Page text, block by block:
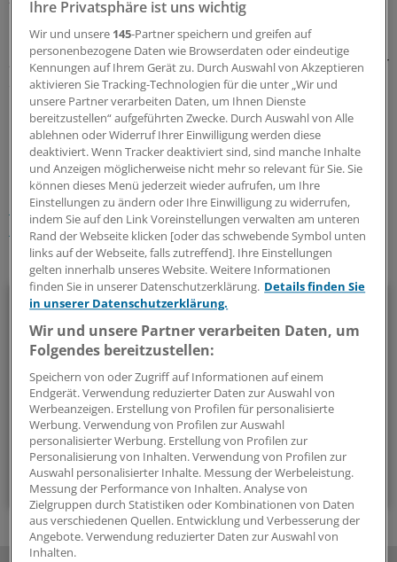
Gesundheitspolitik wählen.
Infos gibt es beim Außendienst von Abbott Diabetes Care oder
unter der Hotline: 08 00/51 99 519
Schlagworte:
Diabetes mellitus Allgemeinmedizin Innere Medizin
Ernährungsmedizin
Ihr Newsletter zum Thema
Diabetologie
Mit diesem Newsletter sind Sie stets aktuell und umfassend
informiert über Diabetes, Adipositas und verwandte
Themen.
alle 2 Wochen (Donnerstag)
Zum Abonnieren bitte anmelden
Ihre Privatsphäre ist uns wichtig
Wir und unsere 145-Partner speichern und greifen auf
personenbezogene Daten wie Browserdaten oder eindeutige
Kennungen auf Ihrem Gerät zu. Durch Auswahl von Akzeptieren
aktivieren Sie Tracking-Technologien für die unter „Wir und
unsere Partner verarbeiten Daten, um Ihnen Dienste
bereitzustellen“ aufgeführten Zwecke. Durch Auswahl von Alle
ablehnen oder Widerruf Ihrer Einwilligung werden diese
deaktiviert. Wenn Tracker deaktiviert sind, sind manche Inhalte
und Anzeigen möglicherweise nicht mehr so relevant für Sie. Sie
können dieses Menü jederzeit wieder aufrufen, um Ihre
Einstellungen zu ändern oder Ihre Einwilligung zu widerrufen,
indem Sie auf den Link Voreinstellungen verwalten am unteren
Rand der Webseite klicken [oder das schwebende Symbol unten
links auf der Webseite, falls zutreffend]. Ihre Einstellungen
gelten innerhalb unseres Website. Weitere Informationen
finden Sie in unserer Datenschutzerklärung. Details finden Sie
in unserer Datenschutzerklärung.
Wir und unsere Partner verarbeiten Daten, um
Folgendes bereitzustellen:
Speichern von oder Zugriff auf Informationen auf einem
Endgerät. Verwendung reduzierter Daten zur Auswahl von
Werbeanzeigen. Erstellung von Profilen für personalisierte
Werbung. Verwendung von Profilen zur Auswahl
personalisierter Werbung. Erstellung von Profilen zur
Personalisierung von Inhalten. Verwendung von Profilen zur
Auswahl personalisierter Inhalte. Messung der Werbeleistung.
Messung der Performance von Inhalten. Analyse von
Zielgruppen durch Statistiken oder Kombinationen von Daten
aus verschiedenen Quellen. Entwicklung und Verbesserung der
Angebote. Verwendung reduzierter Daten zur Auswahl von
Inhalten.